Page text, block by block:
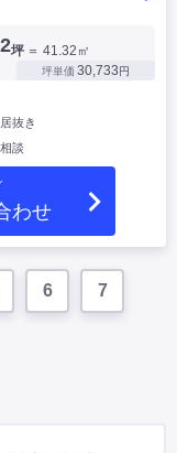
坪 ＝ 41.32㎡
坪単価 30,733円
居抜き
相談
わせ
6 7